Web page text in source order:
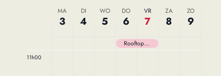
MA
3
DI
4
WO
5
DO
6
VR
7
ZA
8
ZO
9
Rooftop – Casino Royal
11h00